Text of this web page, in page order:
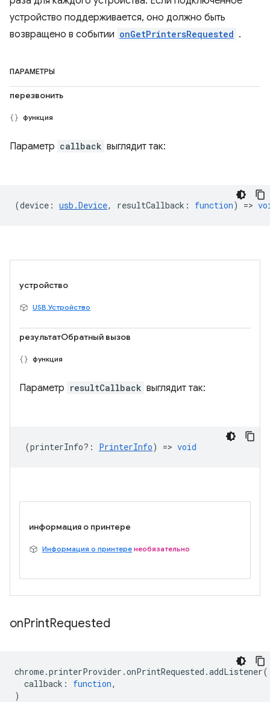
устройство поддерживается, оно должно быть
возвращено в событии onGetPrintersRequested .
ПАРАМЕТРЫ
перезвонить
функция
Параметр callback выглядит так:
(device : usb.Device, resultCallback : function) =>
устройство
USB.Устройство
результатОбратный вызов
функция
Параметр resultCallback выглядит так:
(printerInfo? : PrinterInfo) => void
информация о принтере
Информация о принтере необязательно
onPrintRequested
chrome.printerProvider .onPrintRequested .addListener(
callback : function,
)